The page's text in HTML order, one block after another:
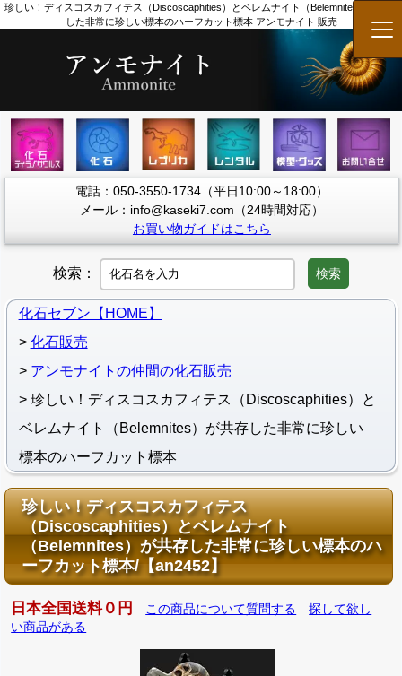
珍しい！ディスコスカフィテス（Discoscaphities）とベレムナイト（Belemnites）が共存
した非常に珍しい標本のハーフカット標本 アンモナイト 販売
メ
電話：050-3550-1734（平日10:00～18:00）
メール：info@kaseki7.com（24時間対応）
お買い物ガイドはこちら
検索： 検索
化石セブン【HOME】
化石販売
アンモナイトの仲間の化石販売
珍しい！ディスコスカフィテス（Discoscaphities）と
ベレムナイト（Belemnites）が共存した非常に珍しい
標本のハーフカット標本
珍しい！ディスコスカフィテス
（Discoscaphities）とベレムナイト
（Belemnites）が共存した非常に珍しい標本のハ
ーフカット標本/【an2452】
日本全国送料０円 この商品について質問する
探して欲し
い商品がある